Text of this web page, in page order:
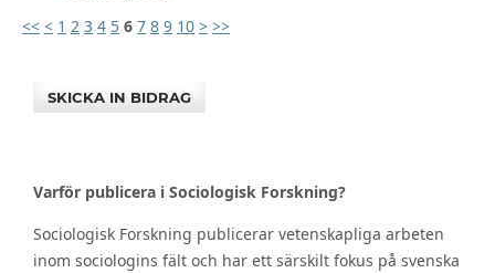
<< < 1 2 3 4 5 6 7 8 9 10 > >>
SKICKA IN BIDRAG
Varför publicera i Sociologisk Forskning?
Sociologisk Forskning publicerar vetenskapliga arbeten
inom sociologins fält och har ett särskilt fokus på svenska